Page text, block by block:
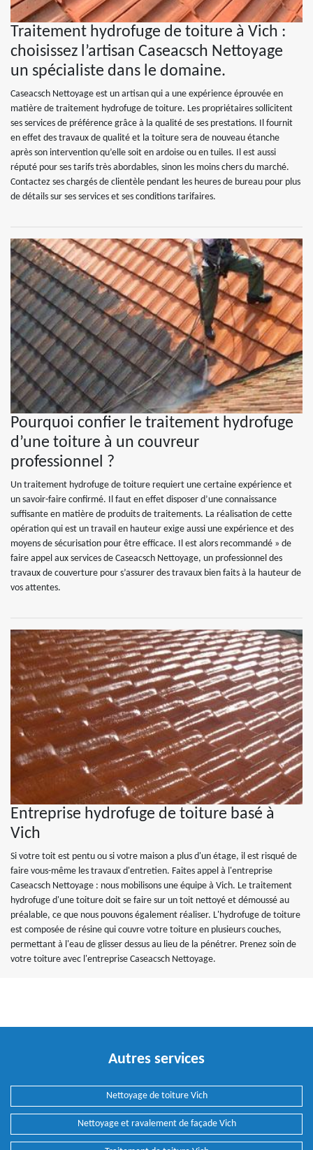
Traitement hydrofuge de toiture à Vich :
choisissez l’artisan Caseacsch Nettoyage
un spécialiste dans le domaine.
Caseacsch Nettoyage est un artisan qui a une expérience éprouvée en
matière de traitement hydrofuge de toiture. Les propriétaires sollicitent
ses services de préférence grâce à la qualité de ses prestations. Il fournit
en effet des travaux de qualité et la toiture sera de nouveau étanche
après son intervention qu’elle soit en ardoise ou en tuiles. Il est aussi
réputé pour ses tarifs très abordables, sinon les moins chers du marché.
Contactez ses chargés de clientèle pendant les heures de bureau pour plus
de détails sur ses services et ses conditions tarifaires.
Pourquoi confier le traitement hydrofuge
d’une toiture à un couvreur
professionnel ?
Un traitement hydrofuge de toiture requiert une certaine expérience et
un savoir-faire confirmé. Il faut en effet disposer d’une connaissance
suffisante en matière de produits de traitements. La réalisation de cette
opération qui est un travail en hauteur exige aussi une expérience et des
moyens de sécurisation pour être efficace. Il est alors recommandé » de
faire appel aux services de Caseacsch Nettoyage, un professionnel des
travaux de couverture pour s’assurer des travaux bien faits à la hauteur de
vos attentes.
Entreprise hydrofuge de toiture basé à
Vich
Si votre toit est pentu ou si votre maison a plus d'un étage, il est risqué de
faire vous-même les travaux d'entretien. Faites appel à l'entreprise
Caseacsch Nettoyage : nous mobilisons une équipe à Vich. Le traitement
hydrofuge d'une toiture doit se faire sur un toit nettoyé et démoussé au
préalable, ce que nous pouvons également réaliser. L'hydrofuge de toiture
est composée de résine qui couvre votre toiture en plusieurs couches,
permettant à l'eau de glisser dessus au lieu de la pénétrer. Prenez soin de
votre toiture avec l'entreprise Caseacsch Nettoyage.
Autres services
Nettoyage de toiture Vich
Nettoyage et ravalement de façade Vich